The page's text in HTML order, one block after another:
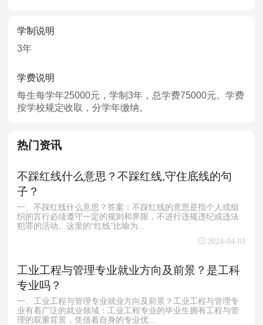
学制说明
3年
学费说明
每生每学年25000元，学制3年，总学费75000元。学费
按学校规定收取，分学年缴纳。
热门资讯
不踩红线什么意思？不踩红线,守住底线的句
子？
一、不踩红线什么意思？答案：不踩红线的意思是指个人或组
织的言行必须遵守一定的规则和界限，不进行违规违纪或违法
犯罪的活动。这里的“红线”比喻为...
2024-04-01
工业工程与管理专业就业方向及前景？是工科
专业吗？
一、工业工程与管理专业就业方向及前景？工业工程与管理专
业有着广泛的就业领域：工业工程专业的毕业生拥有工程与管
理的双重背景，凭借着自身的专业优...